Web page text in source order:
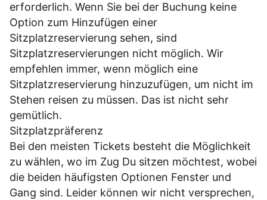
erforderlich. Wenn Sie bei der Buchung keine
Option zum Hinzufügen einer
Sitzplatzreservierung sehen, sind
Sitzplatzreservierungen nicht möglich. Wir
empfehlen immer, wenn möglich eine
Sitzplatzreservierung hinzuzufügen, um nicht im
Stehen reisen zu müssen. Das ist nicht sehr
gemütlich.
Sitzplatzpräferenz
Bei den meisten Tickets besteht die Möglichkeit
zu wählen, wo im Zug Du sitzen möchtest, wobei
die beiden häufigsten Optionen Fenster und
Gang sind. Leider können wir nicht versprechen,